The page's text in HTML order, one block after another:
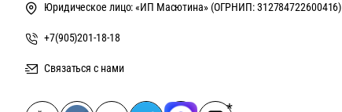
Юридическое лицо: «ИП Масютина» (ОГРНИП: 312784722600416)
+7(905)201-18-18
Связаться с нами